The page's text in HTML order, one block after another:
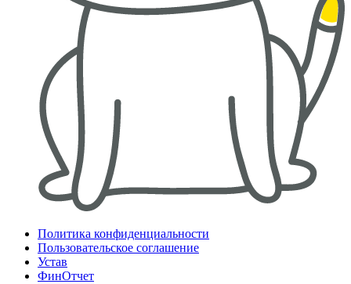
Политика конфиденциальности
Пользовательское соглашение
Устав
ФинОтчет